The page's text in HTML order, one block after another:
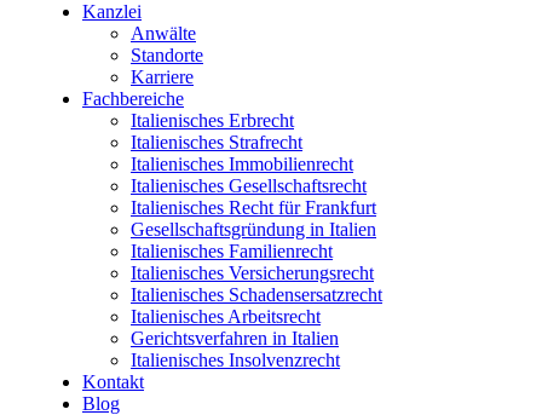
Kanzlei
Anwälte
Standorte
Karriere
Fachbereiche
Italienisches Erbrecht
Italienisches Strafrecht
Italienisches Immobilienrecht
Italienisches Gesellschaftsrecht
Italienisches Recht für Frankfurt
Gesellschaftsgründung in Italien
Italienisches Familienrecht
Italienisches Versicherungsrecht
Italienisches Schadensersatzrecht
Italienisches Arbeitsrecht
Gerichtsverfahren in Italien
Italienisches Insolvenzrecht
Kontakt
Blog